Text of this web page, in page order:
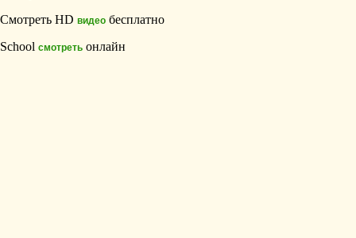
Смотреть HD видео бесплатно
School смотреть онлайн